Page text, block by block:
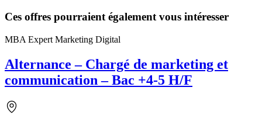
Ces offres pourraient également vous intéresser
MBA Expert Marketing Digital
Alternance – Chargé de marketing et
communication – Bac +4-5 H/F